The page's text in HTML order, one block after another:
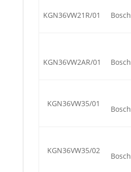
KGN36VW21R/01 Bosch
KGN36VW2AR/01 Bosch
KGN36VW35/01
Bosch
KGN36VW35/02
Bosch